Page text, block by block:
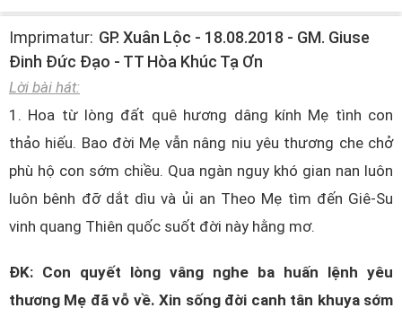
Imprimatur: GP. Xuân Lộc - 18.08.2018 - GM. Giuse
Đinh Đức Đạo - TT Hòa Khúc Tạ Ơn
Lời bài hát:
1. Hoa từ lòng đất quê hương dâng kính Mẹ tình con
thảo hiếu. Bao đời Mẹ vẫn nâng niu yêu thương che chở
phù hộ con sớm chiều. Qua ngàn nguy khó gian nan luôn
luôn bênh đỡ dắt dìu và ủi an Theo Mẹ tìm đến Giê-Su
vinh quang Thiên quốc suốt đời này hằng mơ.
ĐK: Con quyết lòng vâng nghe ba huấn lệnh yêu
thương Mẹ đã vỗ về. Xin sống đời canh tân khuya sớm